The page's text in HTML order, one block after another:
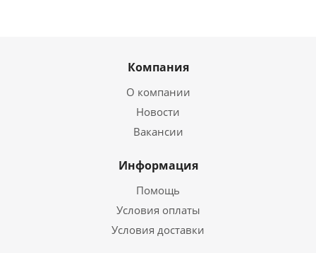
Компания
О компании
Новости
Вакансии
Информация
Помощь
Условия оплаты
Условия доставки